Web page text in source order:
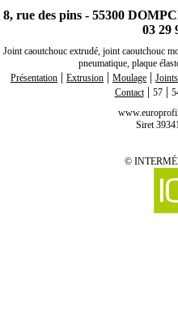
8, rue des pins - 55300
03 29
Joint caoutchouc extrudé, joint caoutchouc
pneumatique, plaque
Présentation | Extrusion | Moulage |
Contact| 57|
Siret
©